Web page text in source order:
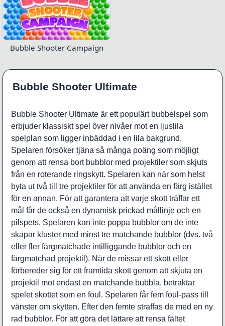
Bubble Shooter Campaign
Bubble Shooter Ultimate
Bubble Shooter Ultimate är ett populärt bubbelspel som
erbjuder klassiskt spel över nivåer mot en ljuslila
spelplan som ligger inbäddad i en lila bakgrund.
Spelaren försöker tjäna så många poäng som möjligt
genom att rensa bort bubblor med projektiler som skjuts
från en roterande ringskytt. Spelaren kan när som helst
byta ut två till tre projektiler för att använda en färg istället
för en annan. För att garantera att varje skott träffar ett
mål får de också en dynamisk prickad mållinje och en
pilspets. Spelaren kan inte poppa bubblor om de inte
skapar kluster med minst tre matchande bubblor (dvs. två
eller fler färgmatchade intilliggande bubblor och en
färgmatchad projektil). När de missar ett skott eller
förbereder sig för ett framtida skott genom att skjuta en
projektil mot endast en matchande bubbla, betraktar
spelet skottet som en foul. Spelaren får fem foul-pass till
vänster om skytten. Efter den femte straffas de med en ny
rad bubblor. För att göra det lättare att rensa fältet